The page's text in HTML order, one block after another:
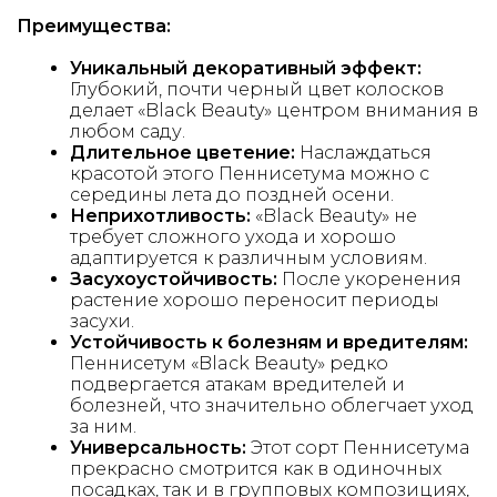
Преимущества:
Уникальный декоративный эффект:
Глубокий, почти черный цвет колосков
делает «Black Beauty» центром внимания в
любом саду.
Длительное цветение: Наслаждаться
красотой этого Пеннисетума можно с
середины лета до поздней осени.
Неприхотливость: «Black Beauty» не
требует сложного ухода и хорошо
адаптируется к различным условиям.
Засухоустойчивость: После укоренения
растение хорошо переносит периоды
засухи.
Устойчивость к болезням и вредителям:
Пеннисетум «Black Beauty» редко
подвергается атакам вредителей и
болезней, что значительно облегчает уход
за ним.
Универсальность: Этот сорт Пеннисетума
прекрасно смотрится как в одиночных
посадках, так и в групповых композициях,